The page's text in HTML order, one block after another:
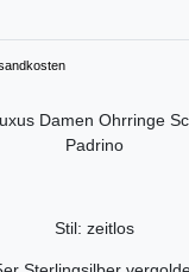
Damen Ohrringe
Padrino
Stil: zeitlos